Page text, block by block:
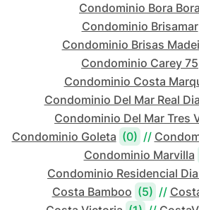
Condominio Bora Bora
Condominio Brisamar
Condominio Brisas
Condominio Carey 75
Condominio Costa
Condominio Del Mar Real
Condominio Del Mar Tres
Condominio Goleta (0) //
Condominio Marvilla
Condominio Residencial
Costa Bamboo (5) //